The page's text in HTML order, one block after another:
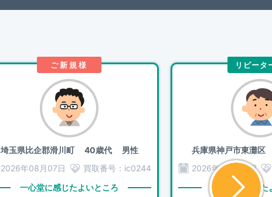
ご新規様
埼玉県比企郡滑川町40歳代 男性
2026年08月07日
買取番号： ic0244
一心堂に感じたよいところ
リピータ
兵庫県神戸市東灘区
2026年08月06日
一心堂に感じた